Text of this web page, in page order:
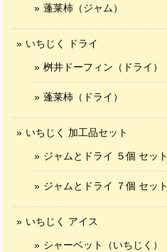
蓬莱柿（ジャム）
いちじく ドライ
桝井ドーフィン（ドライ）
蓬莱柿（ドライ）
いちじく 加工品セット
ジャムとドライ ５個 セット
ジャムとドライ ７個 セット
いちじく アイス
シャーベット（いちじく）